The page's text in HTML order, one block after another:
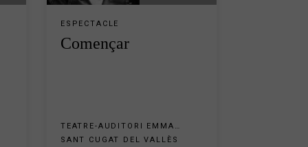
ESPECTACLE
Començar
TEATRE-AUDITORI EMMA
VILARASAU SANT CUGAT
SANT CUGAT DEL VALLÈS